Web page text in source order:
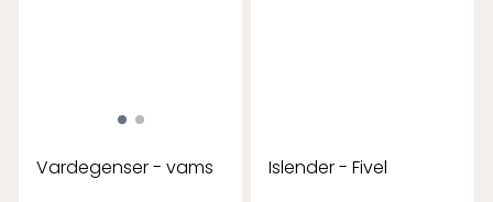
Vardegenser - vams Islender - Fivel